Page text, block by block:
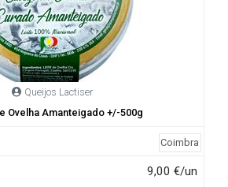
Queijos Lactiser
Ovelha Amanteigado +/-500g
Coimbra
9,00 €/un